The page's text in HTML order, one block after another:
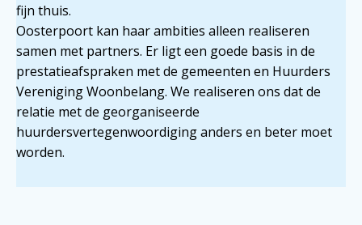
fijn thuis.
Oosterpoort kan haar ambities alleen realiseren
samen met partners. Er ligt een goede basis in de
prestatieafspraken met de gemeenten en Huurders
Vereniging Woonbelang. We realiseren ons dat de
relatie met de georganiseerde
huurdersvertegenwoordiging anders en beter moet
worden.